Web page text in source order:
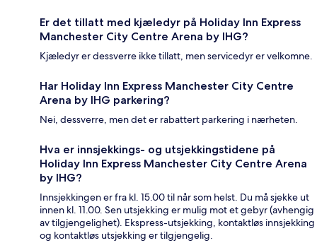
Er det tillatt med kjæledyr på Holiday Inn Express
Manchester City Centre Arena by IHG?
Kjæledyr er dessverre ikke tillatt, men servicedyr er velkomne.
Har Holiday Inn Express Manchester City Centre
Arena by IHG parkering?
Nei, dessverre, men det er rabattert parkering i nærheten.
Hva er innsjekkings- og utsjekkingstidene på
Holiday Inn Express Manchester City Centre Arena
by IHG?
Innsjekkingen er fra kl. 15.00 til når som helst. Du må sjekke ut
innen kl. 11.00. Sen utsjekking er mulig mot et gebyr (avhengig
av tilgjengelighet). Ekspress-utsjekking, kontaktløs innsjekking
og kontaktløs utsjekking er tilgjengelig.